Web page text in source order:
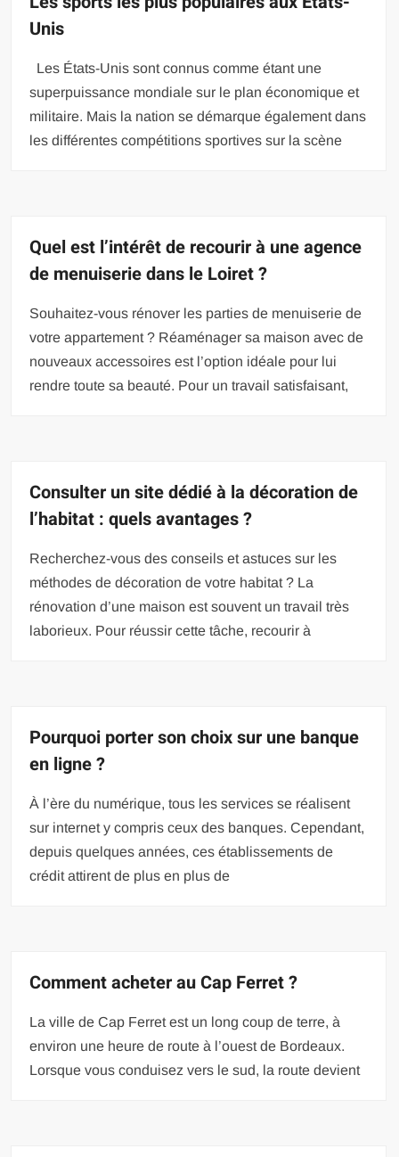
Unis
Les États-Unis sont connus comme étant une
superpuissance mondiale sur le plan économique et
militaire. Mais la nation se démarque également dans
les différentes compétitions sportives sur la scène
Quel est l’intérêt de recourir à une agence
de menuiserie dans le Loiret ?
Souhaitez-vous rénover les parties de menuiserie de
votre appartement ? Réaménager sa maison avec de
nouveaux accessoires est l’option idéale pour lui
rendre toute sa beauté. Pour un travail satisfaisant,
Consulter un site dédié à la décoration de
l’habitat : quels avantages ?
Recherchez-vous des conseils et astuces sur les
méthodes de décoration de votre habitat ? La
rénovation d’une maison est souvent un travail très
laborieux. Pour réussir cette tâche, recourir à
Pourquoi porter son choix sur une banque
en ligne ?
À l’ère du numérique, tous les services se réalisent
sur internet y compris ceux des banques. Cependant,
depuis quelques années, ces établissements de
crédit attirent de plus en plus de
Comment acheter au Cap Ferret ?
La ville de Cap Ferret est un long coup de terre, à
environ une heure de route à l’ouest de Bordeaux.
Lorsque vous conduisez vers le sud, la route devient